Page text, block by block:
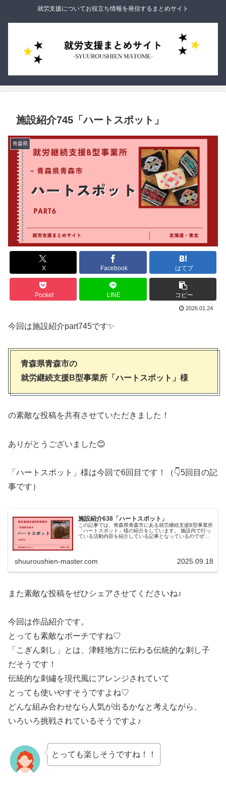
就労支援についてお役立ち情報を発信するまとめサイト
施設紹介745「ハートスポット」
青森県
X Facebook はてブ
Pocket LINE コピー
2026.01.24
今回は施設紹介part745です✨
青森県青森市の
就労継続支援B型事業所「ハートスポット」様
の素敵な投稿を共有させていただきました！
ありがとうございました😊
「ハートスポット」様は今回で6回目です！（👇5回目の記
事です）
施設紹介638「ハートスポット」
この記事では、青森県青森市にある就労継続支援B型事業所
「ハートスポット」様の紹介をしています。 施設内で行っ
ている活動内容を紹介している記事となっているのでぜひ
shuuroushien-master.com 2025.09.18
また素敵な投稿をぜひシェアさせてくださいね♪
今回は作品紹介です。
とっても素敵なポーチですね♡
「こぎん刺し」とは、津軽地方に伝わる伝統的な刺し子
だそうです！
伝統的な刺繡を現代風にアレンジされていて
とっても使いやすそうですよね♡
どんな組み合わせなら人気が出るかなと考えながら、
いろいろ挑戦されているそうですよ♪
とっても楽しそうですね！！